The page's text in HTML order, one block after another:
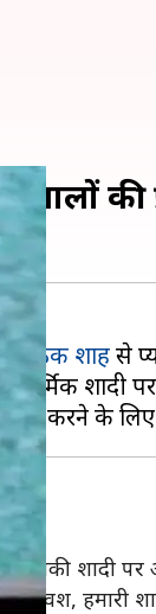
की
पाठक शाहसे
शादी पर
उनकी शादी पर
हमारी